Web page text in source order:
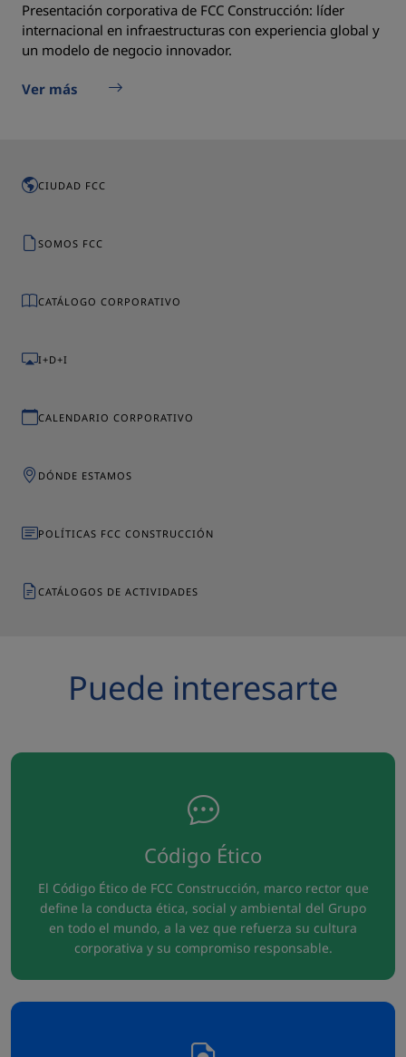
Presentación corporativa de FCC Construcción: líder
internacional en infraestructuras con experiencia global y
un modelo de negocio innovador.
Ver más
CIUDAD FCC
SOMOS FCC
CATÁLOGO CORPORATIVO
I+D+I
CALENDARIO CORPORATIVO
DÓNDE ESTAMOS
POLÍTICAS FCC CONSTRUCCIÓN
CATÁLOGOS DE ACTIVIDADES
Puede interesarte
Código Ético
El Código Ético de FCC Construcción, marco rector que
define la conducta ética, social y ambiental del Grupo
en todo el mundo, a la vez que refuerza su cultura
corporativa y su compromiso responsable.